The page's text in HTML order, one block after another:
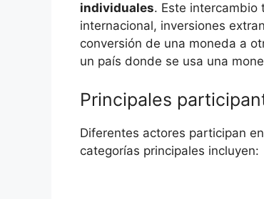
individuales. Este intercambio
internacional, inversiones
conversión de ⁢una moneda a
un país donde se usa una
Principales
Diferentes actores participan
categorías principales incluyen: